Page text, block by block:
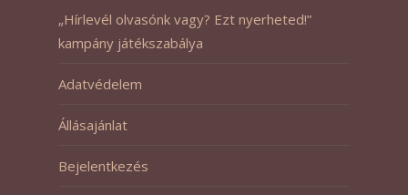
„Hírlevél olvasónk vagy? Ezt nyerheted!”
kampány játékszabálya
Adatvédelem
Állásajánlat
Bejelentkezés